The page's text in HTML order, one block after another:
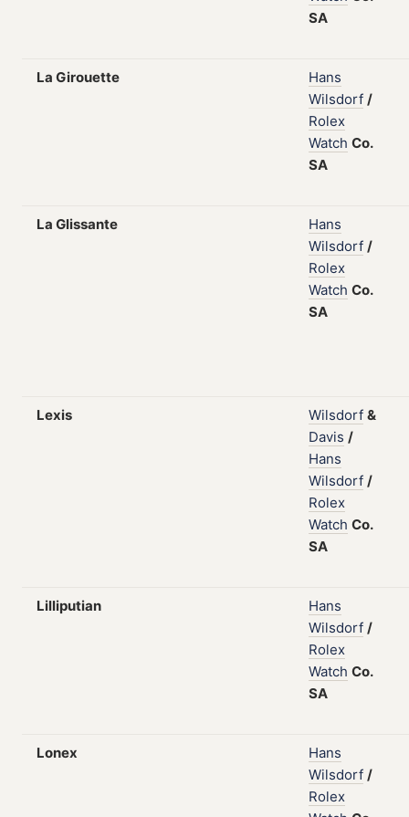
SA
La Girouette
Hans
Wilsdorf /
Rolex
Watch Co.
SA
La Glissante
Hans
Wilsdorf /
Rolex
Watch Co.
SA
Lexis Wilsdorf &
Davis /
Hans
Wilsdorf /
Rolex
Watch Co.
SA
Lilliputian
Hans
Wilsdorf /
Rolex
Watch Co.
SA
Lonex
Hans
Wilsdorf /
Rolex